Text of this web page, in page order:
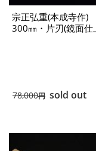
宗正弘重(本成寺作)
300㎜・片刃(鏡面仕
78,000円 sold out